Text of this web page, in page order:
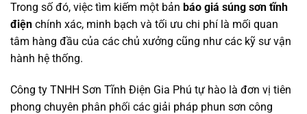
Trong số đó, việc tìm kiếm một bản báo giá súng sơn tĩnh
điện chính xác, minh bạch và tối ưu chi phí là mối quan
tâm hàng đầu của các chủ xưởng cũng như các kỹ sư vận
hành hệ thống.
Công ty TNHH Sơn Tĩnh Điện Gia Phú tự hào là đơn vị tiên
phong chuyên phân phối các giải pháp phun sơn công